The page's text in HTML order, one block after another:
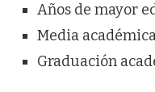
Años de mayor
Media
Graduación